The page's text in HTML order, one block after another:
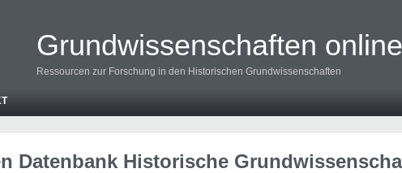
Grundwissenschaften online
Ressourcen zur Forschung in den Historischen Grundwissenschaften
Datenbank Historische